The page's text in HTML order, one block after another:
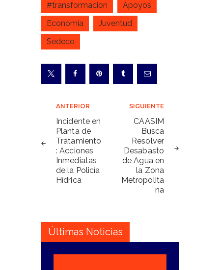
#transformacion
Apoyos
Economía
Juventud
Sedeco
Navegación
de
entradas
ANTERIOR
Incidente en
Planta de
Tratamiento
: Acciones
Inmediatas
de la Policía
Hídrica
SIGUIENTE
CAASIM
Busca
Resolver
Desabasto
de Agua en
la Zona
Metropolita
na
Últimas Noticias